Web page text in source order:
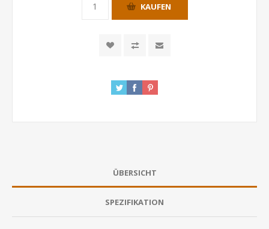
KAUFEN
ÜBERSICHT
SPEZIFIKATION